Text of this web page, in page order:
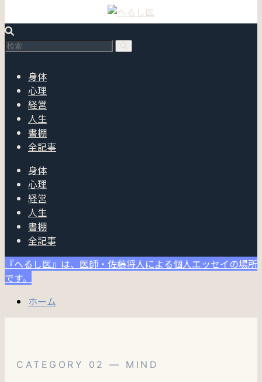
身体
心理
経営
人生
書棚
全記事
身体
心理
経営
人生
書棚
全記事
『へるし医』は、医師・佐藤将人による個人エッセイの場所
です。
ホーム
CATEGORY 02 — MIND